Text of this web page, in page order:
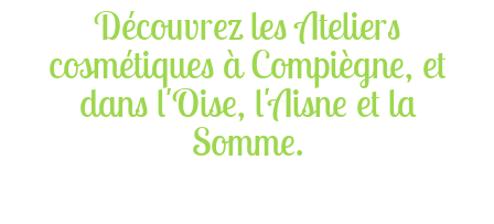
Découvrez les Ateliers
cosmétiques à Compiègne, et
dans l'Oise, l'Aisne et la
Somme.